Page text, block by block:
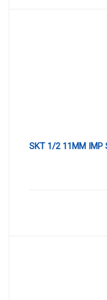
SKT 1/2 11MM IMP